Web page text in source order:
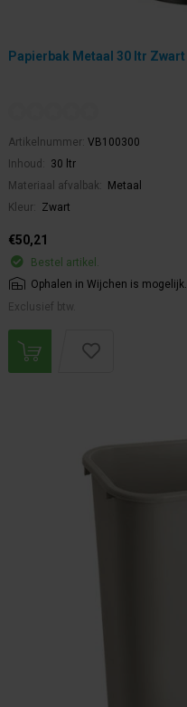
Papierbak Metaal 30 ltr Zwart
Artikelnummer: VB100300
Inhoud:
30 ltr
Materiaal afvalbak:
Metaal
Kleur:
Zwart
€50,21
Bestel artikel.
Ophalen in Wijchen is mogelijk.
Exclusief btw.